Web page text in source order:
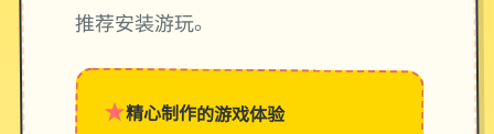
推荐安装游玩。
★精心制作的游戏体验